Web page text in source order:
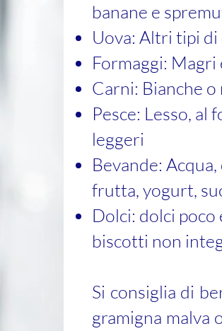
banane e
Uova: Altri tipi
Formaggi: Magri
Carni: Bianche o
Pesce: Lesso, al
leggeri
Bevande:
frutta, yogurt,
Dolci: dolci poco
biscotti non
Si consiglia di
gramigna malva